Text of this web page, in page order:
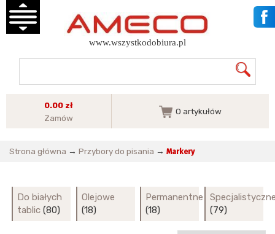
www.wszystkodobiura.pl
0.00 zł
Zamów
0 artykułów
Strona główna → Przybory do pisania → Markery
Do białych
tablic (80)
Olejowe
(18)
Permanentne
(18)
(79)